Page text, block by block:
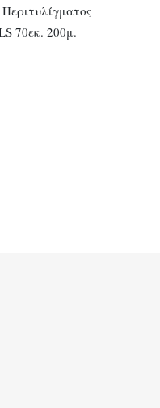
70εκ. 200μ.